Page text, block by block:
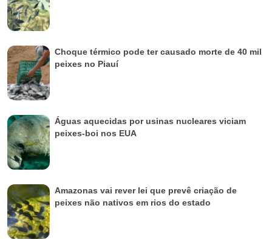
Choque térmico pode ter causado morte de 40 mil
peixes no Piauí
Águas aquecidas por usinas nucleares viciam
peixes-boi nos EUA
Amazonas vai rever lei que prevê criação de
peixes não nativos em rios do estado